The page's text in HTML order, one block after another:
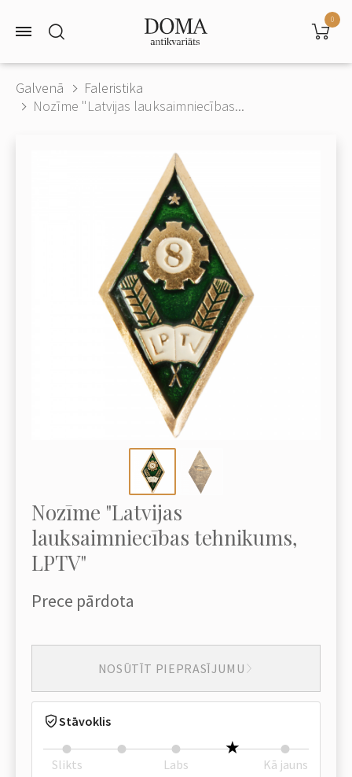
0
Galvenā
Faleristika
Nozīme "Latvijas lauksaimniecības...
Nozīme "Latvijas
lauksaimniecības tehnikums,
LPTV"
Prece pārdota
NOSŪTĪT PIEPRASĪJUMU
Stāvoklis
Slikts Labs Kā jauns